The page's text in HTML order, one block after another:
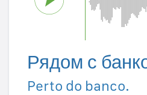
Рядом с
Perto do banco.